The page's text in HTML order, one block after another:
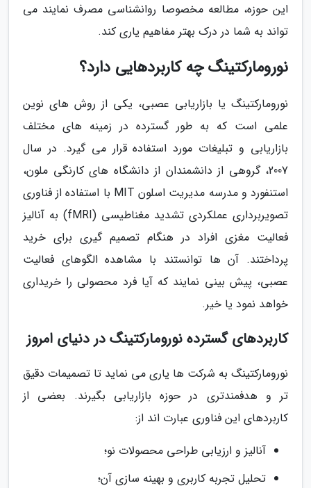
این حوزه، مطالعه مخصوصا روانشناسی مصرف نمایند می
تواند به شما در درک بهتر مفاهیم یاری کند.
نورومارکتینگ چه کاربردهایی دارد؟
نورومارکتینگ یا بازاریابی عصبی، یکی از روش های نوین
علمی است که به طور گسترده در زمینه های مختلف
بازاریابی و تبلیغات مورد استفاده قرار می گیرد. در سال
2007، گروهی از دانشمندان از دانشگاه های کارنگی ملون،
استنفورد و مدرسه مدیریت اسلون MIT با استفاده از فناوری
تصویربرداری عملکردی تشدید مغناطیسی (fMRI) به آنالیز
فعالیت مغزی افراد در هنگام تصمیم گیری برای خرید
پرداختند. آن ها توانستند با مشاهده الگوهای فعالیت
عصبی، پیش بینی نمایند که آیا فرد محصولی را خریداری
خواهد نمود یا خیر.
کاربردهای گسترده نورومارکتینگ در دنیای امروز
نورومارکتینگ به شرکت ها یاری می نماید تا تصمیمات دقیق
تر و هدفمندتری در حوزه بازاریابی بگیرند. بعضی از
کاربردهای این فناوری عبارت اند از:
آنالیز و ارزیابی طراحی محصولات نو؛
تحلیل تجربه کاربری و بهینه سازی آن؛